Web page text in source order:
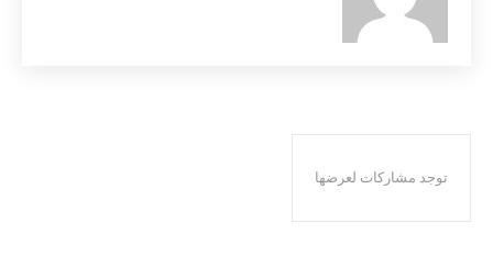
توجد مشاركات لعرضها